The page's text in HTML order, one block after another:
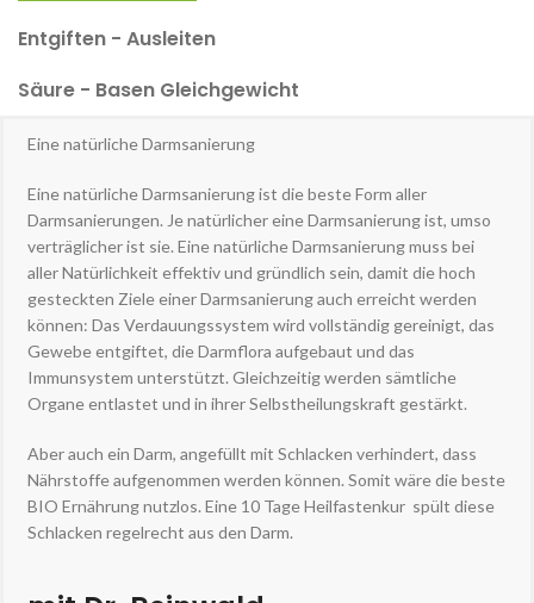
Entgiften - Ausleiten
Säure - Basen Gleichgewicht
Eine natürliche Darmsanierung
Eine natürliche Darmsanierung ist die beste Form aller
Darmsanierungen. Je natürlicher eine Darmsanierung ist, umso
verträglicher ist sie. Eine natürliche Darmsanierung muss bei
aller Natürlichkeit effektiv und gründlich sein, damit die hoch
gesteckten Ziele einer Darmsanierung auch erreicht werden
können: Das Verdauungssystem wird vollständig gereinigt, das
Gewebe entgiftet, die Darmflora aufgebaut und das
Immunsystem unterstützt. Gleichzeitig werden sämtliche
Organe entlastet und in ihrer Selbstheilungskraft gestärkt.
Aber auch ein Darm, angefüllt mit Schlacken verhindert, dass
Nährstoffe aufgenommen werden können. Somit wäre die beste
BIO Ernährung nutzlos. Eine 10 Tage Heilfastenkur spült diese
Schlacken regelrecht aus den Darm.